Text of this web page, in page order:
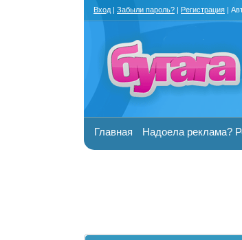
Вход | Забыли пароль? | Регистрация |
Главная Надоела реклама?